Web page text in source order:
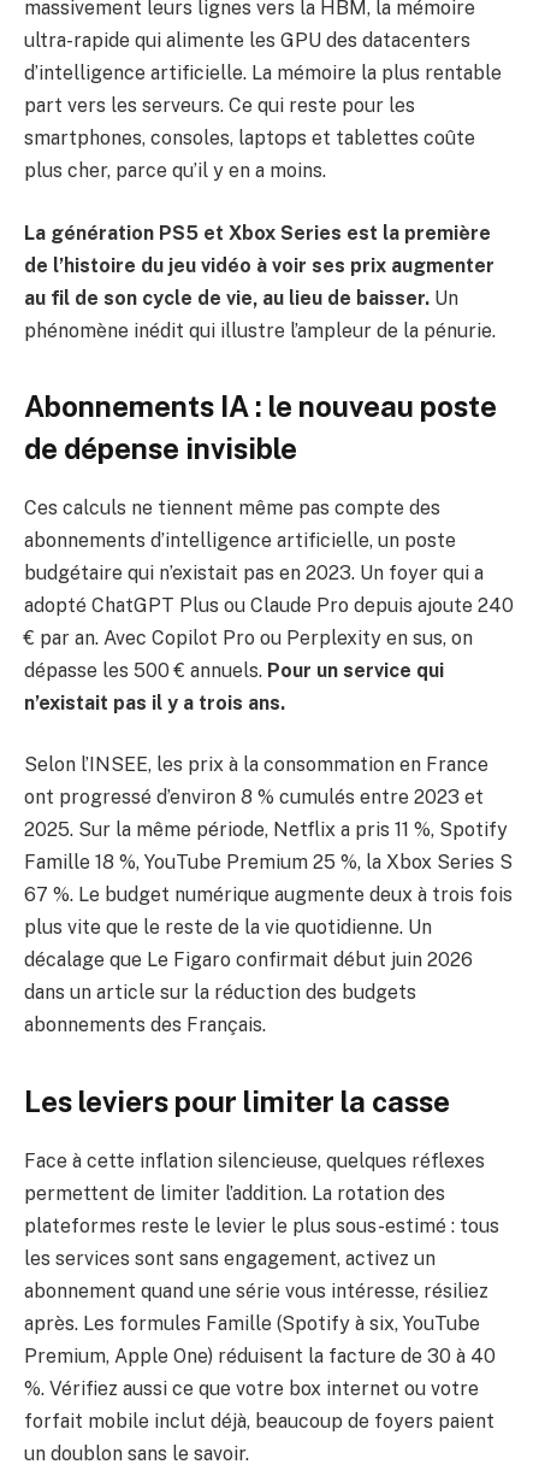
massivement leurs lignes vers la HBM, la mémoire
ultra-rapide qui alimente les GPU des datacenters
d’intelligence artificielle. La mémoire la plus rentable
part vers les serveurs. Ce qui reste pour les
smartphones, consoles, laptops et tablettes coûte
plus cher, parce qu’il y en a moins.
La génération PS5 et Xbox Series est la première
de l’histoire du jeu vidéo à voir ses prix augmenter
au fil de son cycle de vie, au lieu de baisser. Un
phénomène inédit qui illustre l’ampleur de la pénurie.
Abonnements IA : le nouveau poste
de dépense invisible
Ces calculs ne tiennent même pas compte des
abonnements d’intelligence artificielle, un poste
budgétaire qui n’existait pas en 2023. Un foyer qui a
adopté ChatGPT Plus ou Claude Pro depuis ajoute 240
€ par an. Avec Copilot Pro ou Perplexity en sus, on
dépasse les 500 € annuels. Pour un service qui
n’existait pas il y a trois ans.
Selon l’INSEE, les prix à la consommation en France
ont progressé d’environ 8 % cumulés entre 2023 et
2025. Sur la même période, Netflix a pris 11 %, Spotify
Famille 18 %, YouTube Premium 25 %, la Xbox Series S
67 %. Le budget numérique augmente deux à trois fois
plus vite que le reste de la vie quotidienne. Un
décalage que Le Figaro confirmait début juin 2026
dans un article sur la réduction des budgets
abonnements des Français.
Les leviers pour limiter la casse
Face à cette inflation silencieuse, quelques réflexes
permettent de limiter l’addition. La rotation des
plateformes reste le levier le plus sous-estimé : tous
les services sont sans engagement, activez un
abonnement quand une série vous intéresse, résiliez
après. Les formules Famille (Spotify à six, YouTube
Premium, Apple One) réduisent la facture de 30 à 40
%. Vérifiez aussi ce que votre box internet ou votre
forfait mobile inclut déjà, beaucoup de foyers paient
un doublon sans le savoir.